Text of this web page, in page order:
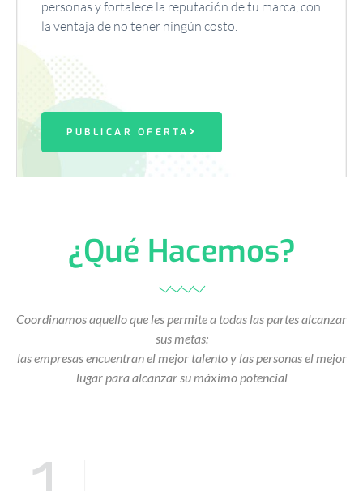
personas y fortalece la reputación de tu marca, con
la ventaja de no tener ningún costo.
PUBLICAR OFERTA
¿Qué Hacemos?
Coordinamos aquello que les permite a todas las partes alcanzar
sus metas:
las empresas encuentran el mejor talento y las personas el mejor
lugar para alcanzar su máximo potencial